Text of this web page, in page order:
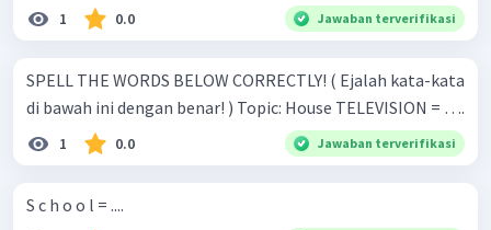
1 0.0 Jawaban terverifikasi
SPELL THE WORDS BELOW CORRECTLY! ( Ejalah kata-kata
di bawah ini dengan benar! ) Topic: House TELEVISION = ….
1 0.0 Jawaban terverifikasi
S c h o o l = ....